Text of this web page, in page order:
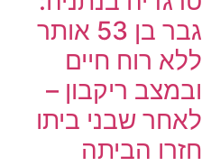
גבר בן 53 אותר
ללא רוח חיים
ובמצב ריקבון –
לאחר שבני ביתו
חזרו הביתה